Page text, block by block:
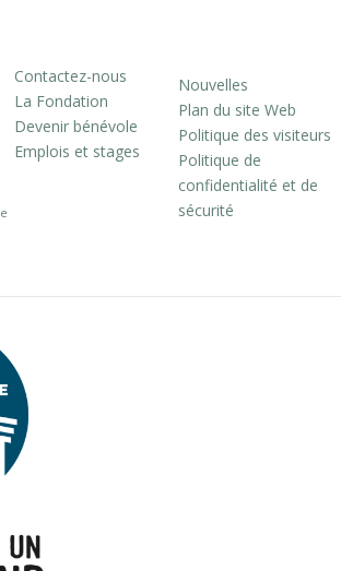
Contactez-nous
La Fondation
Devenir bénévole
Emplois et stages
Nouvelles
Plan du site Web
Politique des visiteurs
Politique de
confidentialité et de
sécurité